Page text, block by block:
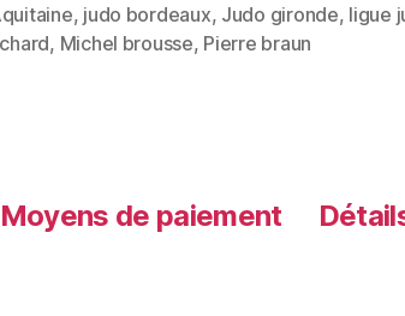
, judo bordeaux, Judo gironde, ligue
, Michel brousse, Pierre braun
Moyens de paiement